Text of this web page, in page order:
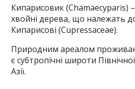
Кипарисовик (Chamaecyparis)
хвойні дерева, що належать
Кипарисові (Cupressaceae).
Природним ареалом
є субтропічні широти
Азії.